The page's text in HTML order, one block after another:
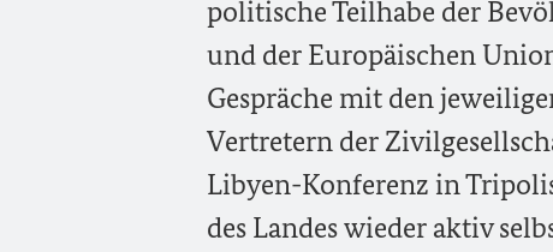
politische Teilhabe der
und der Europäischen
Gespräche mit den
Vertretern der
Libyen-Konferenz in
des Landes wieder aktiv